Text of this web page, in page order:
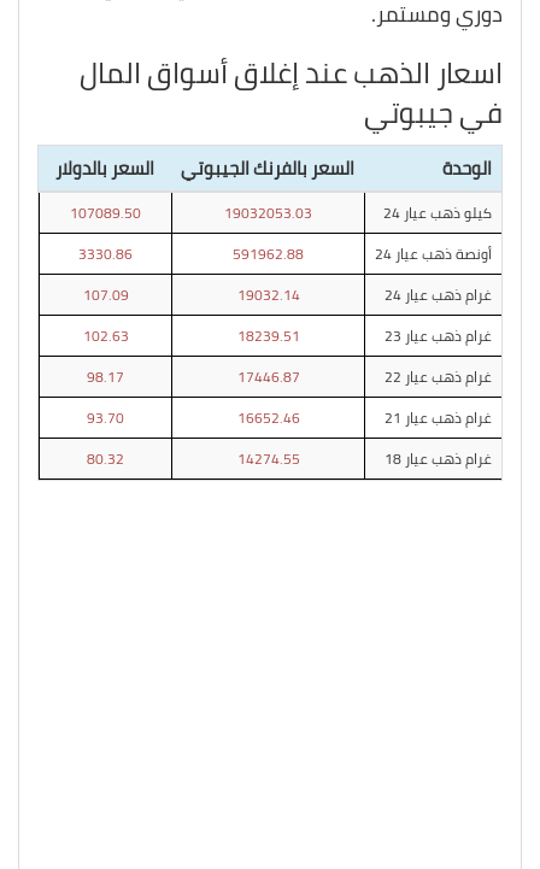
دوري ومستمر.
اسعار الذهب عند إغلاق أسواق المال
في جيبوتي
الوحدة السعر بالفرنك الجيبوتي السعر بالدولار
كيلو ذهب عيار 24 19032053.03
107089.50
أونصة ذهب عيار 24
591962.88
3330.86
غرام ذهب عيار 24
19032.14
107.09
غرام ذهب عيار 23
18239.51
102.63
غرام ذهب عيار 22
17446.87
98.17
غرام ذهب عيار 21
16652.46
93.70
غرام ذهب عيار 18
14274.55
80.32